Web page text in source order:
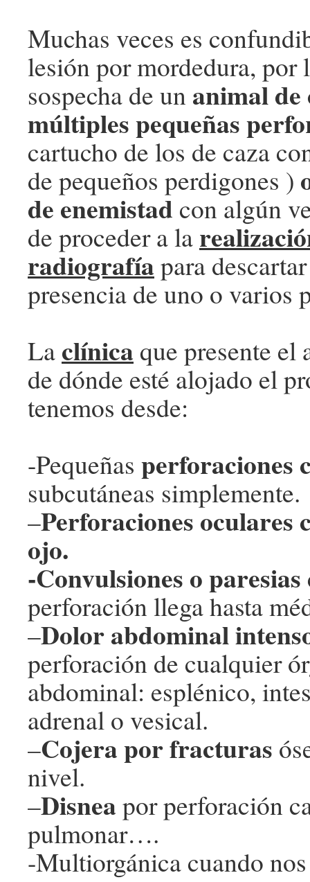
Muchas veces es
lesión por mordedura, por
sospecha de un animal de
múltiples pequeñas
cartucho de los de caza
de pequeños perdigones )
de enemistad con algún
de proceder a la
radiografíapara
presencia de uno o varios
Laclínica que presente el
de dónde esté alojado el
tenemos desde:
-Pequeñas perforaciones
subcutáneas simplemente.
–Perforaciones oculares
ojo.
-Convulsiones o paresias
perforación llega hasta
–Dolor abdominal
perforación de cualquier
abdominal: esplénico,
adrenal o vesical.
–Cojera por fracturas
nivel.
–Disneapor perforación
pulmonar….
-Multiorgánica cuando